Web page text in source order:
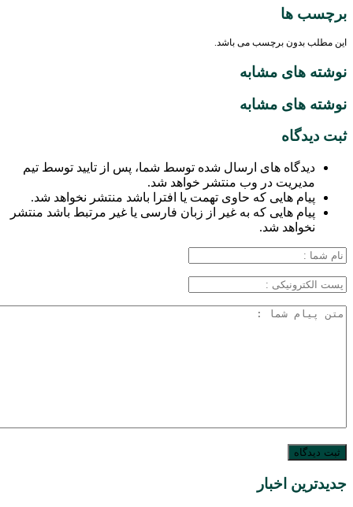
برچسب ها
این مطلب بدون برچسب می باشد.
نوشته های مشابه
نوشته های مشابه
ثبت دیدگاه
دیدگاه های ارسال شده توسط شما، پس از تایید توسط تیم
مدیریت در وب منتشر خواهد شد.
پیام هایی که حاوی تهمت یا افترا باشد منتشر نخواهد شد.
پیام هایی که به غیر از زبان فارسی یا غیر مرتبط باشد منتشر
نخواهد شد.
جدیدترین اخبار